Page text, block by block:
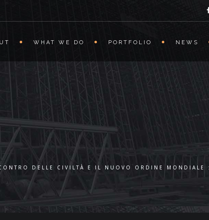
WHAT WE DO PORTFOLIO NEWS
DELLE CIVILTÀ E IL NUOVO ORDINE MONDIALE